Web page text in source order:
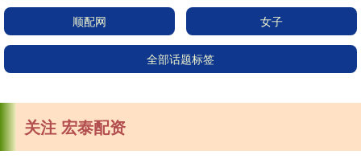
顺配网 女子
全部话题标签
关注 宏泰配资